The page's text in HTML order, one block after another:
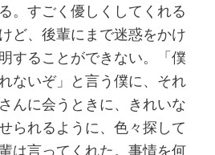
。すごく優しくしてくれる
ど、後輩にまで迷惑をかけ
することができない。「僕
ないぞ」と言う僕に、それ
んに会うときに、きれいな
られるように、色々探して
は言ってくれた。事情を何